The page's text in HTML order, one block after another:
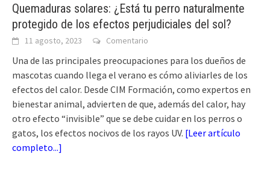
Quemaduras solares: ¿Está tu perro naturalmente
protegido de los efectos perjudiciales del sol?
11 agosto, 2023 Comentario
Una de las principales preocupaciones para los dueños de
mascotas cuando llega el verano es cómo aliviarles de los
efectos del calor. Desde CIM Formación, como expertos en
bienestar animal, advierten de que, además del calor, hay
otro efecto “invisible” que se debe cuidar en los perros o
gatos, los efectos nocivos de los rayos UV. [Leer artículo
completo...]